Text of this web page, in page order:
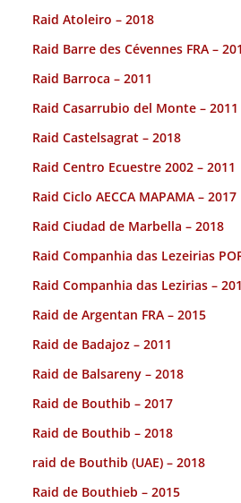
Raid Atoleiro – 2018
Raid Barre des Cévennes FRA –
Raid Barroca – 2011
Raid Casarrubio del Monte – 2011
Raid Castelsagrat – 2018
Raid Centro Ecuestre 2002 – 2011
Raid Ciclo AECCA MAPAMA – 2017
Raid Ciudad de Marbella – 2018
Raid Companhia das Lezeirias
Raid Companhia das Lezirias –
Raid de Argentan FRA – 2015
Raid de Badajoz – 2011
Raid de Balsareny – 2018
Raid de Bouthib – 2017
Raid de Bouthib – 2018
raid de Bouthib (UAE) – 2018
Raid de Bouthieb – 2015